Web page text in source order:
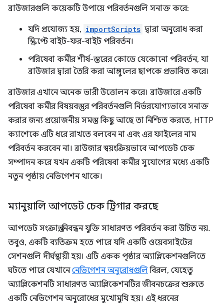
ব্রাউজারগুলি কয়েকটি উপায়ে পরিবর্তনগুলি সনাক্ত করে:
যদি প্রযোজ্য হয়, importScripts দ্বারা অনুরোধ করা
স্ক্রিপ্টে বাইট-ফর-বাইট পরিবর্তন।
পরিষেবা কর্মীর শীর্ষ-স্তরের কোডে যেকোনো পরিবর্তন, যা
ব্রাউজার দ্বারা তৈরি করা আঙ্গুলের ছাপকে প্রভাবিত করে।
ব্রাউজার এখানে অনেক ভারী উত্তোলন করে। ব্রাউজারে একটি
পরিষেবা কর্মীর বিষয়বস্তুর পরিবর্তনগুলি নির্ভরযোগ্যভাবে সনাক্ত
করার জন্য প্রয়োজনীয় সমস্ত কিছু আছে তা নিশ্চিত করতে, HTTP
ক্যাশেকে এটি ধরে রাখতে বলবেন না এবং এর ফাইলের নাম
পরিবর্তন করবেন না। ব্রাউজার স্বয়ংক্রিয়ভাবে আপডেট চেক
সম্পাদন করে যখন একটি পরিষেবা কর্মীর সুযোগের মধ্যে একটি
নতুন পৃষ্ঠায় নেভিগেশন থাকে।
ম্যানুয়ালি আপডেট চেক ট্রিগার করছে
আপডেট সংক্রান্ত, নিবন্ধন যুক্তি সাধারণত পরিবর্তন করা উচিত নয়.
তবুও, একটি ব্যতিক্রম হতে পারে যদি একটি ওয়েবসাইটের
সেশনগুলি দীর্ঘস্থায়ী হয়। এটি একক পৃষ্ঠার অ্যাপ্লিকেশনগুলিতে
ঘটতে পারে যেখানেনেভিগেশন অনুরোধগুলিবিরল, যেহেতু
অ্যাপ্লিকেশনটি সাধারণত অ্যাপ্লিকেশনটির জীবনচক্রের শুরুতে
একটি নেভিগেশন অনুরোধের মুখোমুখি হয়। এই ধরনের